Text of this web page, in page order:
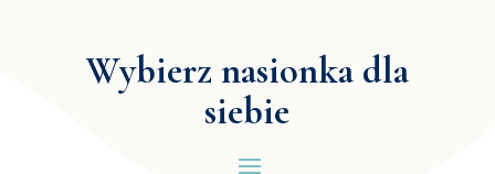
Wybierz nasionka dla
siebie